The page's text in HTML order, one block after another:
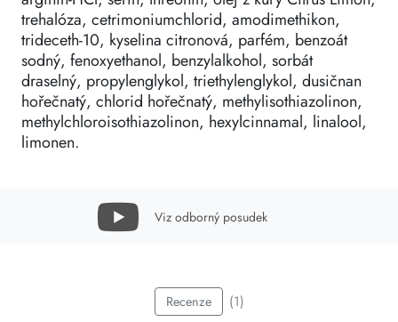
trehalóza, cetrimoniumchlorid, amodimethikon,
trideceth-10, kyselina citronová, parfém, benzoát
sodný, fenoxyethanol, benzylalkohol, sorbát
draselný, propylenglykol, triethylenglykol, dusičnan
hořečnatý, chlorid hořečnatý, methylisothiazolinon,
methylchloroisothiazolinon, hexylcinnamal, linalool,
limonen.
Viz odborný posudek
Recenze (1)